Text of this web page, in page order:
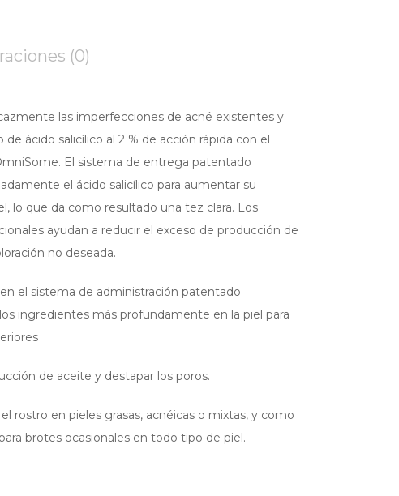
(0)
las imperfecciones de acné existentes y
ácido salicílico al 2 % de acción rápida con el
El sistema de entrega patentado
el ácido salicílico para aumentar su
lo que da como resultado una tez clara. Los
ayudan a reducir el exceso de producción de
no deseada.
en el sistema de administración patentado
ingredientes más profundamente en la piel para
de aceite y destapar los poros.
rostro en pieles grasas, acnéicas o mixtas, y como
brotes ocasionales en todo tipo de piel.